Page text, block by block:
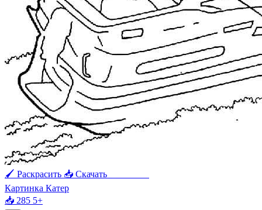
🖌 Раскрасить 📥 Скачать
Картинка Катер
📥 285 5+